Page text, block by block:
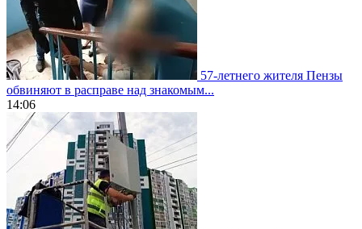
57-летнего жителя Пензы
обвиняют в расправе над знакомым...
14:06